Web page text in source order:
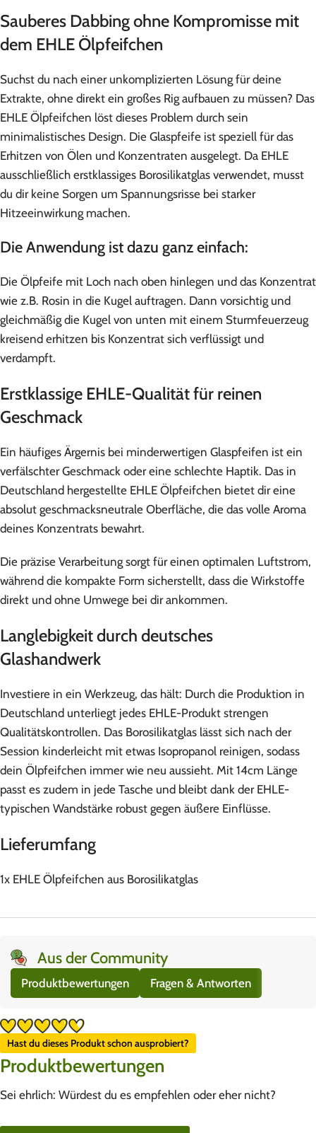
Sauberes Dabbing ohne Kompromisse mit
dem EHLE Ölpfeifchen
Suchst du nach einer unkomplizierten Lösung für deine
Extrakte, ohne direkt ein großes Rig aufbauen zu müssen? Das
EHLE Ölpfeifchen löst dieses Problem durch sein
minimalistisches Design. Die Glaspfeife ist speziell für das
Erhitzen von Ölen und Konzentraten ausgelegt. Da EHLE
ausschließlich erstklassiges Borosilikatglas verwendet, musst
du dir keine Sorgen um Spannungsrisse bei starker
Hitzeeinwirkung machen.
Die Anwendung ist dazu ganz einfach:
Die Ölpfeife mit Loch nach oben hinlegen und das Konzentrat
wie z.B. Rosin in die Kugel auftragen. Dann vorsichtig und
gleichmäßig die Kugel von unten mit einem Sturmfeuerzeug
kreisend erhitzen bis Konzentrat sich verflüssigt und
verdampft.
Erstklassige EHLE-Qualität für reinen
Geschmack
Ein häufiges Ärgernis bei minderwertigen Glaspfeifen ist ein
verfälschter Geschmack oder eine schlechte Haptik. Das in
Deutschland hergestellte EHLE Ölpfeifchen bietet dir eine
absolut geschmacksneutrale Oberfläche, die das volle Aroma
deines Konzentrats bewahrt.
Die präzise Verarbeitung sorgt für einen optimalen Luftstrom,
während die kompakte Form sicherstellt, dass die Wirkstoffe
direkt und ohne Umwege bei dir ankommen.
Langlebigkeit durch deutsches
Glashandwerk
Investiere in ein Werkzeug, das hält: Durch die Produktion in
Deutschland unterliegt jedes EHLE-Produkt strengen
Qualitätskontrollen. Das Borosilikatglas lässt sich nach der
Session kinderleicht mit etwas Isopropanol reinigen, sodass
dein Ölpfeifchen immer wie neu aussieht. Mit 14cm Länge
passt es zudem in jede Tasche und bleibt dank der EHLE-
typischen Wandstärke robust gegen äußere Einflüsse.
Lieferumfang
1x EHLE Ölpfeifchen aus Borosilikatglas
Aus der Community
Produktbewertungen Fragen & Antworten
Hast du dieses Produkt schon ausprobiert?
Produktbewertungen
Sei ehrlich: Würdest du es empfehlen oder eher nicht?